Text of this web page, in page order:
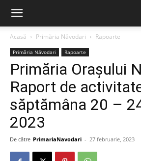
Acasă Primăria Năvodari Rapoarte
Primăria Năvodari Rapoarte
Primăria Orașului
Raport de
săptămâna 20 –
2023
De către PrimariaNavodari - 27 februarie, 2023